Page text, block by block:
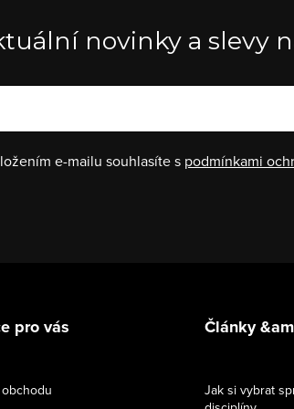
novinky a slevy
e-mailu souhlasíte s podmínkami
pro vás Články
Jak si vybrat